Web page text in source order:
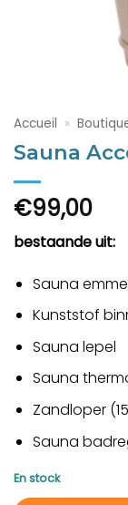
Accueil »
Sauna
€99,00
bestaande uit:
Sauna
Kunststof
Sauna lepel
Sauna
Zandloper
Sauna
En stock